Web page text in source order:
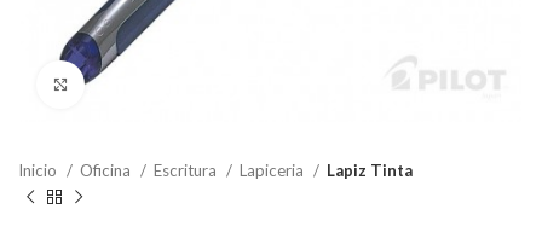
Clic para ampliar
Inicio Oficina Escritura Lapiceria Lapiz Tinta